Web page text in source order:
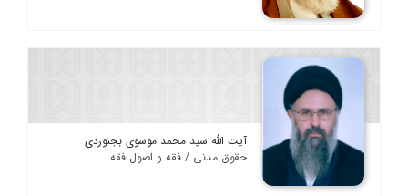
آیت الله سید محمد موسوی بجنوردی
حقوق مدنی / فقه و اصول فقه